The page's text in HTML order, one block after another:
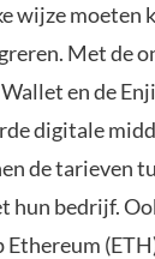
wijze moeten
Met de
en de
digitale
de tarieven
hun bedrijf.
Ethereum